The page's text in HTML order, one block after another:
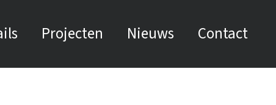
Projecten Nieuws Contact